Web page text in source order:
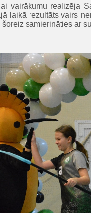
vairākumu realizēja
laikā rezultāts vairs
samierināties ar